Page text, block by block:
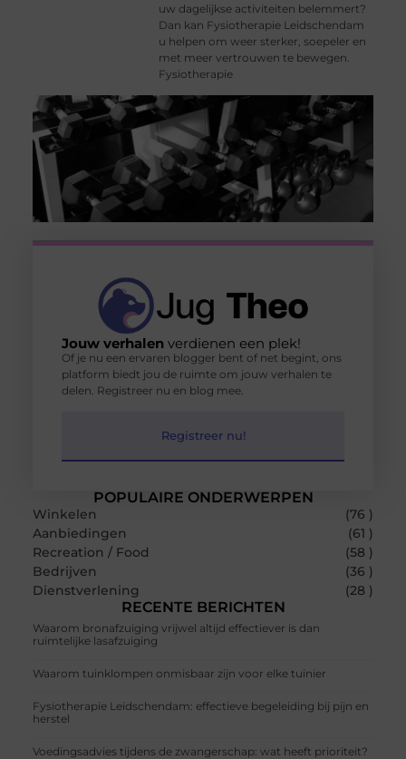
uw dagelijkse activiteiten belemmert?
Dan kan Fysiotherapie Leidschendam
u helpen om weer sterker, soepeler en
met meer vertrouwen te bewegen.
Fysiotherapie
POPULAIRE ONDERWERPEN
Winkelen
(76 )
Aanbiedingen
(61 )
Recreation / Food
(58 )
Bedrijven
(36 )
Dienstverlening
(28 )
RECENTE BERICHTEN
Waarom bronafzuiging vrijwel altijd effectiever is dan
ruimtelijke lasafzuiging
Waarom tuinklompen onmisbaar zijn voor elke tuinier
Fysiotherapie Leidschendam: effectieve begeleiding bij pijn en
herstel
Voedingsadvies tijdens de zwangerschap: wat heeft prioriteit?
Jouw verhalenverdienen een plek!
Of je nu een ervaren blogger bent of net begint, ons
platform biedt jou de ruimte om jouw verhalen te
delen. Registreer nu en blog mee.
Registreer nu!